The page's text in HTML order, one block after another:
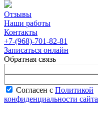
Отзывы
Наши работы
Контакты
+7-(968)-701-82-81
Записаться онлайн
Обратная связь
Согласен с Политикой
конфиденциальности сайта